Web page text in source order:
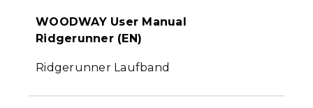
WOODWAY User Manual
Ridgerunner (EN)
Ridgerunner Laufband